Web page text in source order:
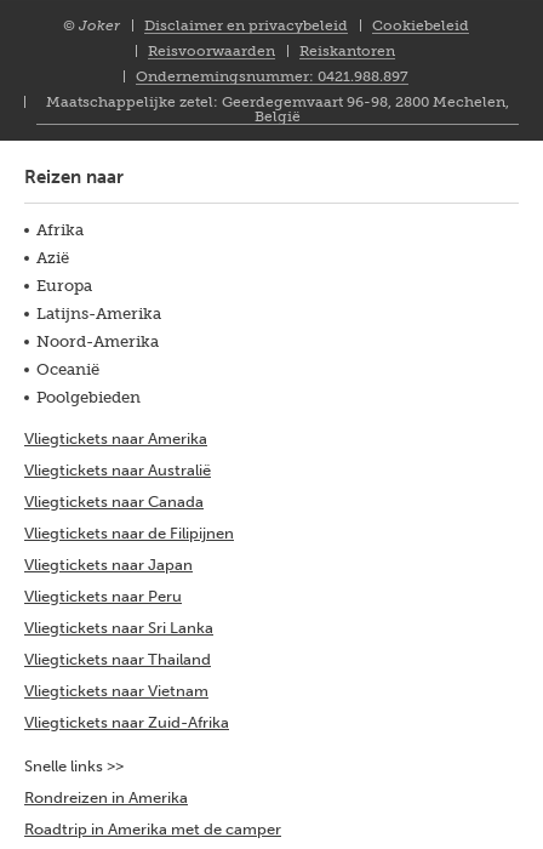
© Joker
Disclaimer en privacybeleid
Cookiebeleid
Reisvoorwaarden
Reiskantoren
Ondernemingsnummer: 0421.988.897
Maatschappelijke zetel: Geerdegemvaart 96-98, 2800 Mechelen,
België
Reizen naar
Afrika
Azië
Europa
Latijns-Amerika
Noord-Amerika
Oceanië
Poolgebieden
Vliegtickets naar Amerika
Vliegtickets naar Australië
Vliegtickets naar Canada
Vliegtickets naar de Filipijnen
Vliegtickets naar Japan
Vliegtickets naar Peru
Vliegtickets naar Sri Lanka
Vliegtickets naar Thailand
Vliegtickets naar Vietnam
Vliegtickets naar Zuid-Afrika
Snelle links >>
Rondreizen in Amerika
Roadtrip in Amerika met de camper